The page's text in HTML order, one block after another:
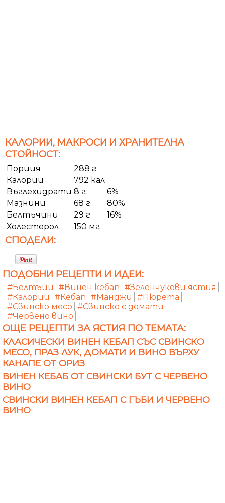
КАЛОРИИ, МАКРОСИ И ХРАНИТЕЛНА
СТОЙНОСТ:
Порция
288 г
Калории
792 кал
Въглехидрати 8 г
6%
Мазнини
68 г
80%
Белтъчини
29 г
16%
Холестерол
150 мг
СПОДЕЛИ:
ПОДОБНИ РЕЦЕПТИ И ИДЕИ:
#Белтъци #Винен кебап #Зеленчукови ястия
#Калории
#Кебап #Манджи
#Пюрета
#Свинско месо #Свинско с домати
#Червено вино
ОЩЕ РЕЦЕПТИ ЗА ЯСТИЯ ПО ТЕМАТА:
КЛАСИЧЕСКИ ВИНЕН КЕБАП СЪС СВИНСКО
МЕСО, ПРАЗ ЛУК, ДОМАТИ И ВИНО ВЪРХУ
КАНАПЕ ОТ ОРИЗ
ВИНЕН КЕБАБ ОТ СВИНСКИ БУТ С ЧЕРВЕНО
ВИНО
СВИНСКИ ВИНЕН КЕБАП С ГЪБИ И ЧЕРВЕНО
ВИНО